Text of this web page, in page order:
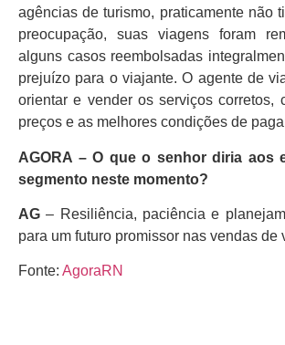
agências de turismo, praticamente não
preocupação, suas viagens foram
alguns casos reembolsadas
prejuízo para o viajante. O agente de
orientar e vender os serviços corretos,
preços e as melhores condições de
AGORA – O que o senhor diria aos
segmento neste momento?
AG– Resiliência, paciência e
para um futuro promissor nas vendas de
Fonte: AgoraRN